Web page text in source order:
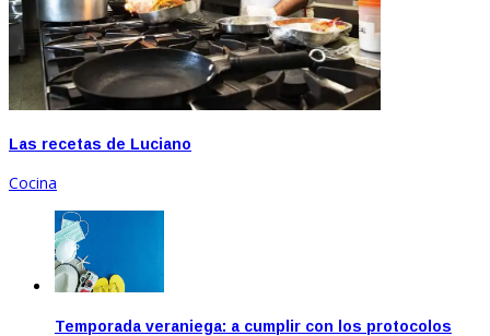
Las recetas de Luciano
Cocina
Temporada veraniega: a cumplir con los protocolos